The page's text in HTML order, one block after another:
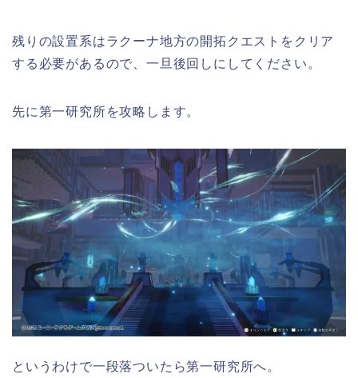
残りの設置系はラクーナ地方の開拓クエストをクリア
する必要があるので、一旦後回しにしてください。
先に第一研究所を攻略します。
というわけで一段落ついたら第一研究所へ。